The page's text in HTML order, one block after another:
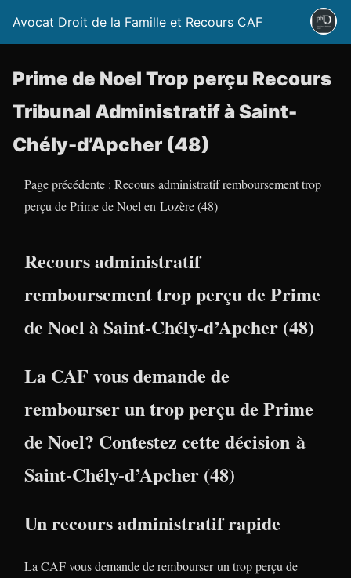
Avocat Droit de la Famille et Recours CAF
Prime de Noel Trop perçu Recours
Tribunal Administratif à Saint-
Chély-d’Apcher (48)
Page précédente : Recours administratif remboursement trop
perçu de Prime de Noel en Lozère (48)
Recours administratif
remboursement trop perçu de Prime
de Noel à Saint-Chély-d’Apcher (48)
La CAF vous demande de
rembourser un trop perçu de Prime
de Noel? Contestez cette décision à
Saint-Chély-d’Apcher (48)
Un recours administratif rapide
La CAF vous demande de rembourser un trop perçu de